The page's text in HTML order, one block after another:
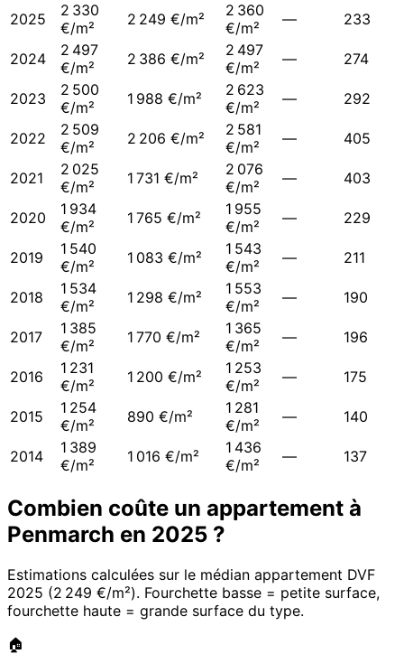
2025
2 330
€/m²
2 249 €/m²
2 360
€/m²
— 233
2024
2 497
€/m²
2 386 €/m²
2 497
€/m²
— 274
2023
2 500
€/m²
1 988 €/m²
2 623
€/m²
— 292
2022
2 509
€/m²
2 206 €/m²
2 581
€/m²
— 405
2021
2 025
€/m²
1 731 €/m²
2 076
€/m²
— 403
2020
1 934
€/m²
1 765 €/m²
1 955
€/m²
— 229
2019
1 540
€/m²
1 083 €/m²
1 543
€/m²
— 211
2018
1 534
€/m²
1 298 €/m²
1 553
€/m²
— 190
2017
1 385
€/m²
1 770 €/m²
1 365
€/m²
— 196
2016
1 231
€/m²
1 200 €/m²
1 253
€/m²
— 175
2015
1 254
€/m²
890 €/m²
1 281
€/m²
— 140
2014
1 389
€/m²
1 016 €/m²
1 436
€/m²
— 137
Combien coûte un appartement à
Penmarch en 2025 ?
Estimations calculées sur le médian appartement DVF
2025 (2 249 €/m²). Fourchette basse = petite surface,
fourchette haute = grande surface du type.
🏠